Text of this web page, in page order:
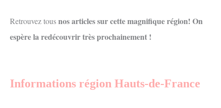
Retrouvez tousnos articles sur cette magnifique région! On
espère la redécouvrir très prochainement !
Informations région Hauts-de-France